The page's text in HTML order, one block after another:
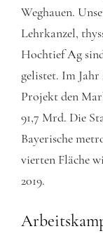
Weghauen.
Lehrkanzel,
Hochtief Ag
gelistet. Im Jahr
Projekt den
91,7 Mrd. Die
Bayerische
vierten Fläche
2019.